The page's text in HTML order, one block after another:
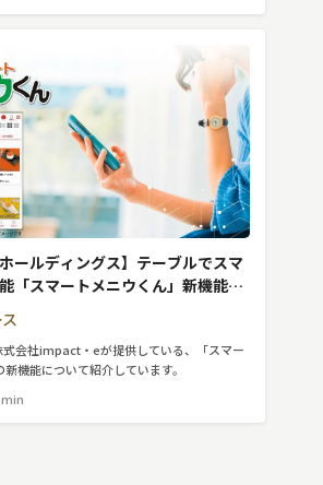
ホールディングス】テーブルでスマ
「スマートメニウくん」新機能を
式会社impact・eが提供している、「スマー
新機能について紹介しています。